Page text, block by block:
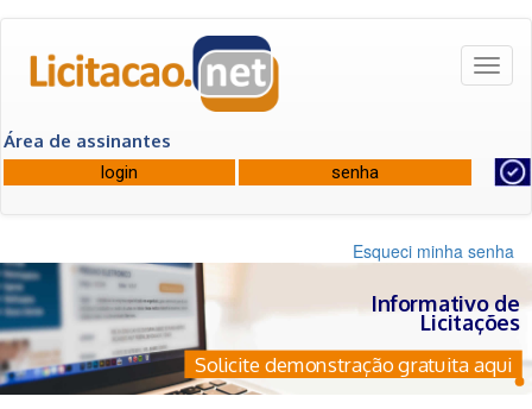
Área de assinantes
Esqueci minha senha
Informativo de
Licitações
Solicite demonstração gratuita aqui